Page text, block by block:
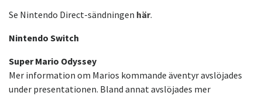
Se Nintendo Direct-sändningen här.
Nintendo Switch
Super Mario Odyssey
Mer information om Marios kommande äventyr avslöjades
under presentationen. Bland annat avslöjades mer